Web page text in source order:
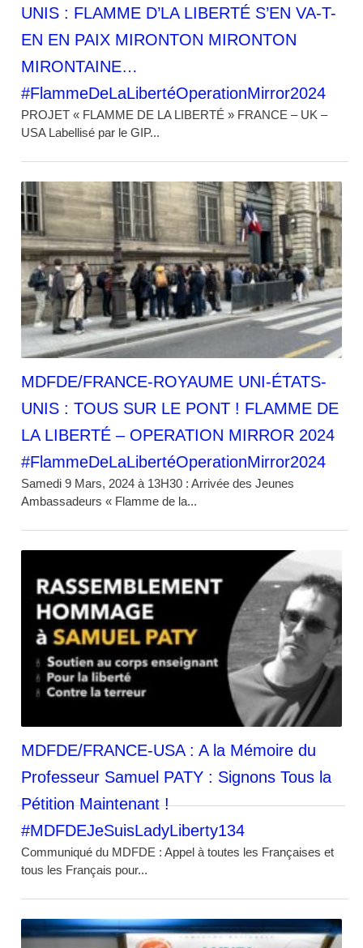
UNIS : FLAMME D’LA LIBERTÉ S’EN VA-T-
EN EN PAIX MIRONTON MIRONTON
MIRONTAINE…
#FlammeDeLaLibertéOperationMirror2024
PROJET « FLAMME DE LA LIBERTÉ » FRANCE – UK –
USA Labellisé par le GIP...
MDFDE/FRANCE-ROYAUME UNI-ÉTATS-
UNIS : TOUS SUR LE PONT ! FLAMME DE
LA LIBERTÉ – OPERATION MIRROR 2024
#FlammeDeLaLibertéOperationMirror2024
Samedi 9 Mars, 2024 à 13H30 : Arrivée des Jeunes
Ambassadeurs « Flamme de la...
MDFDE/FRANCE-USA : A la Mémoire du
Professeur Samuel PATY : Signons Tous la
Pétition Maintenant !
#MDFDEJeSuisLadyLiberty134
Communiqué du MDFDE : Appel à toutes les Françaises et
tous les Français pour...